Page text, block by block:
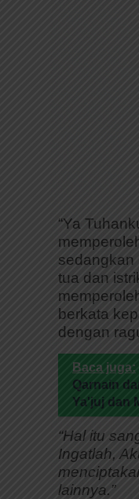
“Ya
sedangkan
tua dan
berkata
dengan
Baca juga:
Qarnain
Ya'juj dan
“Hal itu
Ingatlah,
lainnya.”